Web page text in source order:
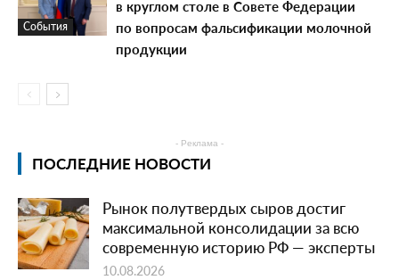
События
в круглом столе в Совете Федерации
по вопросам фальсификации молочной
продукции
- Реклама -
ПОСЛЕДНИЕ НОВОСТИ
Рынок полутвердых сыров достиг
максимальной консолидации за всю
современную историю РФ — эксперты
10.08.2026